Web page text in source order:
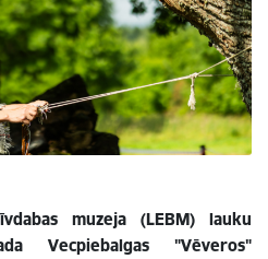
muzeja (LEBM) lauku
Vecpiebalgas "Vēveros"